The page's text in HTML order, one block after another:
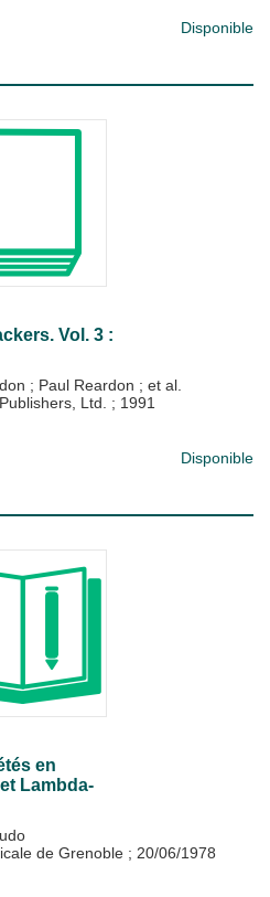
Disponible
Vol. 3 :
; Paul Reardon ; et al.
Ltd. ; 1991
Disponible
en
Lambda-
de Grenoble ; 20/06/1978